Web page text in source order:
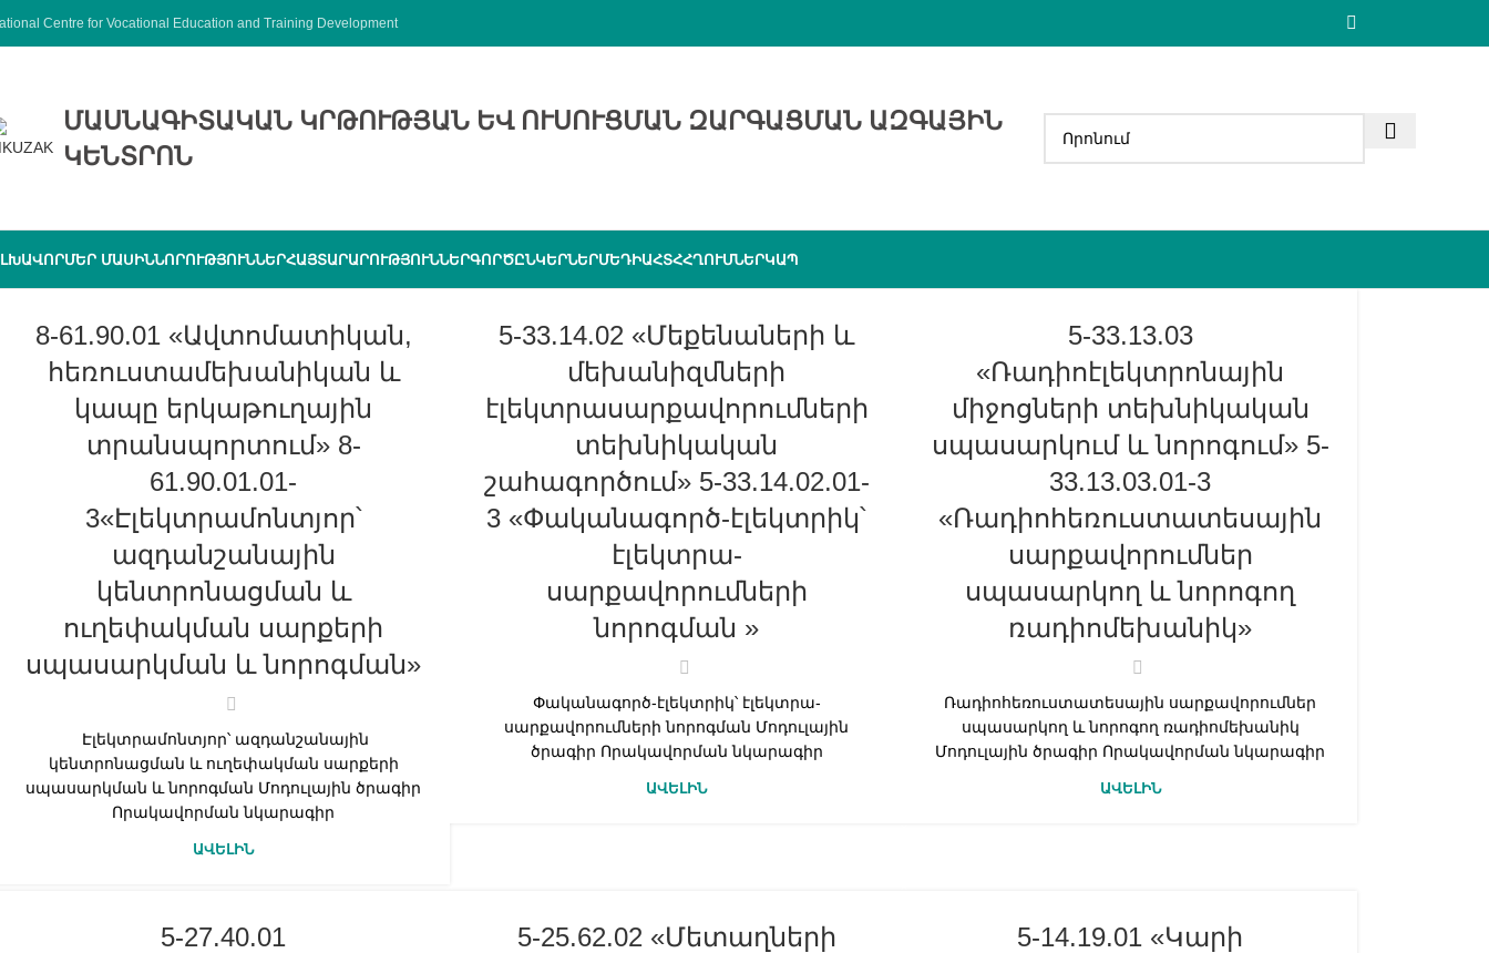
Centre for Vocational Education and Training Development
ՄԱՍՆԱԳԻՏԱԿԱՆ ԿՐԹՈՒԹՅԱՆ ԵՎ ՈՒՍՈՒՑՄԱՆ ԶԱՐԳԱՑՄԱՆ ԱԶԳԱՅԻՆ
ԿԵՆՏՐՈՆ
ՄԵՐ ՄԱՍԻՆՆՈՐՈՒԹՅՈՒՆՆԵՐՀԱՅՏԱՐԱՐՈՒԹՅՈՒՆՆԵՐԳՈՐԾԸՆԿԵՐՆԵՐՄԵԴԻԱՀՏՀՀՂՈՒՄՆԵՐԿԱՊ
8-61.90.01 «Ավտոմատիկան,
հեռուստամեխանիկան և
կապը երկաթուղային
տրանսպորտում» 8-
61.90.01.01-
3«Էլեկտրամոնտյոր՝
ազդանշանային
կենտրոնացման և
ուղեփակման սարքերի
սպասարկման և նորոգման»
Էլեկտրամոնտյոր՝ ազդանշանային
կենտրոնացման և ուղեփակման սարքերի
սպասարկման և նորոգման Մոդուլային ծրագիր
Որակավորման նկարագիր
ԱՎԵԼԻՆ
5-33.14.02 «Մեքենաների և
մեխանիզմների
էլեկտրասարքավորումների
տեխնիկական
շահագործում» 5-33.14.02.01-
3 «Փականագործ-էլեկտրիկ՝
էլեկտրա-
սարքավորումների
նորոգման »
Փականագործ-էլեկտրիկ՝ էլեկտրա-
սարքավորումների նորոգման Մոդուլային
ծրագիր Որակավորման նկարագիր
ԱՎԵԼԻՆ
5-33.13.03
«Ռադիոէլեկտրոնային
միջոցների տեխնիկական
սպասարկում և նորոգում» 5-
33.13.03.01-3
«Ռադիոհեռուստատեսային
սարքավորումներ
սպասարկող և նորոգող
ռադիոմեխանիկ»
Ռադիոհեռուստատեսային սարքավորումներ
սպասարկող և նորոգող ռադիոմեխանիկ
Մոդուլային ծրագիր Որակավորման նկարագիր
ԱՎԵԼԻՆ
5-27.40.01
5-25.62.02 «Մետաղների
5-14.19.01 «Կարի